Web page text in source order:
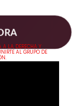
A LA DERECHA Y
AL GRUPO DE